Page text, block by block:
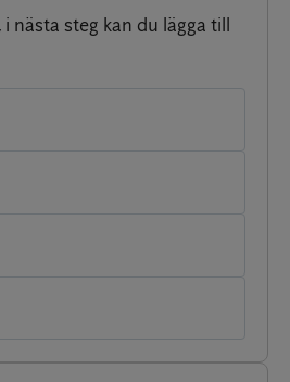
nästa steg kan du lägga till